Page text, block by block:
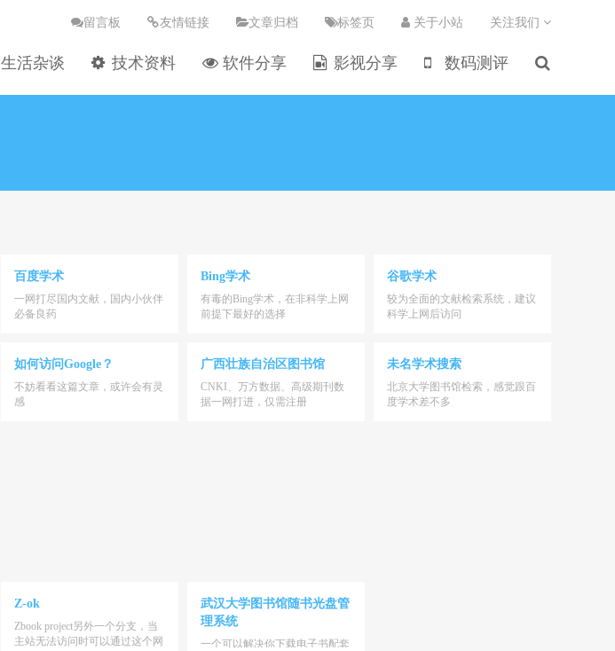
生活杂谈 技术资料 软件分享 影视分享 数码测评
留言板 友情链接 文章归档 标签页 关于小站 关注我们
百度学术
一网打尽国内文献，国内小伙伴
必备良药
Bing学术
有毒的Bing学术，在非科学上网
前提下最好的选择
谷歌学术
较为全面的文献检索系统，建议
科学上网后访问
如何访问Google？
不妨看看这篇文章，或许会有灵
感
广西壮族自治区图书馆
CNKI、万方数据、高级期刊数
据一网打进，仅需注册
未名学术搜索
北京大学图书馆检索，感觉跟百
度学术差不多
Z-ok
Zbook project另外一个分支，当
主站无法访问时可以通过这个网
武汉大学图书馆随书光盘管
理系统
一个可以解决你下载电子书配套